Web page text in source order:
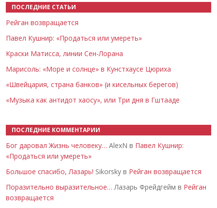
ПОСЛЕДНИЕ СТАТЬИ
Рейган возвращается
Павел Кушнир: «Продаться или умереть»
Краски Матисса, линии Сен-Лорана
Марисоль: «Море и солнце» в Кунстхаусе Цюриха
«Швейцария, страна банков» (и кисельных берегов)
«Музыка как антидот хаосу», или Три дня в Гштааде
ПОСЛЕДНИЕ КОММЕНТАРИИ
Бог даровал Жизнь человеку… AlexN в Павел Кушнир:
«Продаться или умереть»
Большое спасибо, Лазарь! Sikorsky в Рейган возвращается
Поразительно выразительное… Лазарь Фрейдгейм в Рейган
возвращается